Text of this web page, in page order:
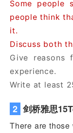
Some people
people think
it.
Discuss both
Give reasons
experience.
Write at least
2 剑桥雅思
There are